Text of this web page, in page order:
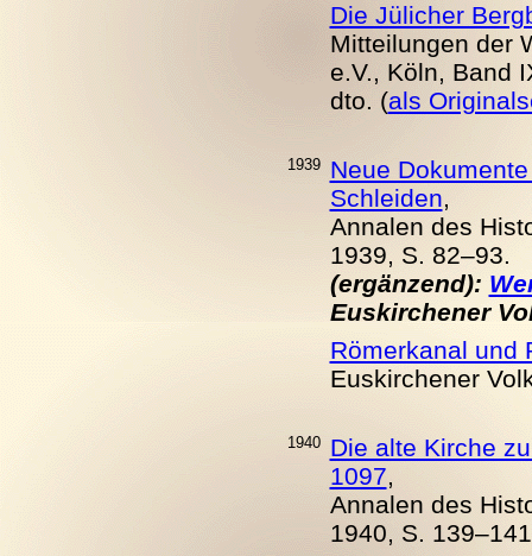
Die Jülicher
Mitteilungen der
e.V., Köln, Band
dto. (als
1939
Neue
Schleiden,
Annalen des
1939, S. 82–93.
(ergänzend):
Euskirchener
Römerkanal und
Euskirchener
1940
Die alte Kirche
1097,
Annalen des
1940, S.